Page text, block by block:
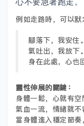
心不要急著跑走。
例如走路時，可以默
腳落下，我安住。
氣吐出，我放下。
身在此處，心也
靈性伸展的關鍵：
身體一鬆，心就有空
氣血一流，情緒就不
當身體進入穩定節奏